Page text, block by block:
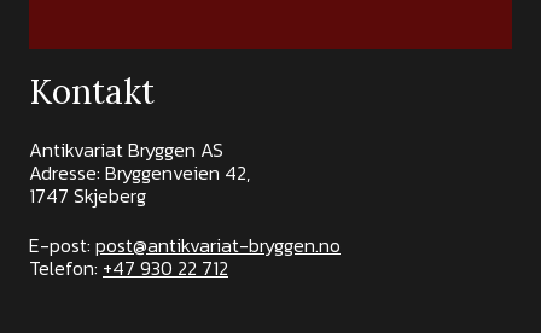
Kontakt
Antikvariat Bryggen AS
Adresse: Bryggenveien 42,
1747 Skjeberg
E-post: post@antikvariat-bryggen.no
Telefon: +47 930 22 712